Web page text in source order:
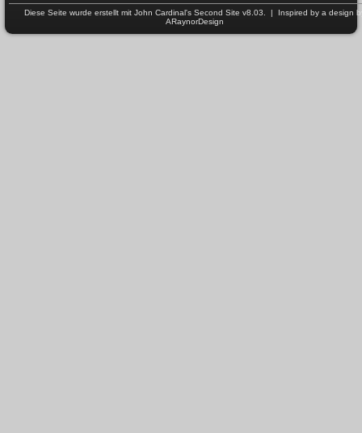
Diese Seite wurde erstellt mit John Cardinal's Second Site v8.03. | Inspired by a design
ARaynorDesign